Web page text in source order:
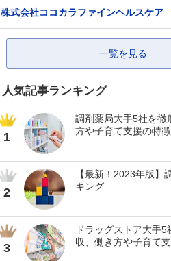
株式会社ココカラファインヘルスケア
一覧を見る
人気記事ランキング
1
調剤薬局大手5社を徹
方や子育て支援の特
2
【最新！2023年版】
キング
3
ドラッグストア大手
収、働き方や子育て